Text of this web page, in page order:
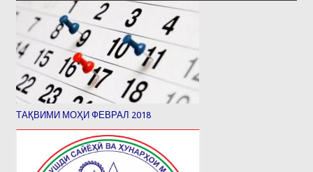
ТАҚВИМИ МОҲИ ФЕВРАЛ 2018